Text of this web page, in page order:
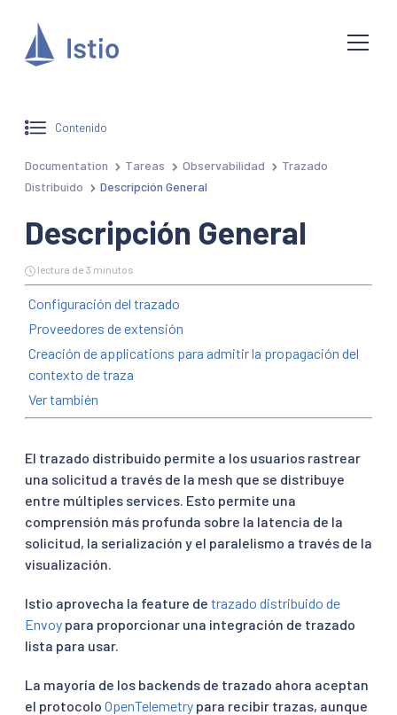
Contenido
Documentation Tareas Observabilidad
Trazado
Distribuido
Descripción General
Descripción General
lectura de 3 minutos
Configuración del trazado
Proveedores de extensión
Creación de applications para admitir la propagación del
contexto de traza
Ver también
El trazado distribuido permite a los usuarios rastrear
una solicitud a través de la mesh que se distribuye
entre múltiples services. Esto permite una
comprensión más profunda sobre la latencia de la
solicitud, la serialización y el paralelismo a través de la
visualización.
Istio aprovecha la feature de trazado distribuido de
Envoy para proporcionar una integración de trazado
lista para usar.
La mayoría de los backends de trazado ahora aceptan
el protocolo OpenTelemetry para recibir trazas, aunque